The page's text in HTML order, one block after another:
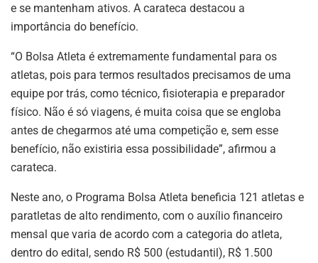
e se mantenham ativos. A carateca destacou a
importância do benefício.
“O Bolsa Atleta é extremamente fundamental para os
atletas, pois para termos resultados precisamos de uma
equipe por trás, como técnico, fisioterapia e preparador
físico. Não é só viagens, é muita coisa que se engloba
antes de chegarmos até uma competição e, sem esse
benefício, não existiria essa possibilidade”, afirmou a
carateca.
Neste ano, o Programa Bolsa Atleta beneficia 121 atletas e
paratletas de alto rendimento, com o auxílio financeiro
mensal que varia de acordo com a categoria do atleta,
dentro do edital, sendo R$ 500 (estudantil), R$ 1.500